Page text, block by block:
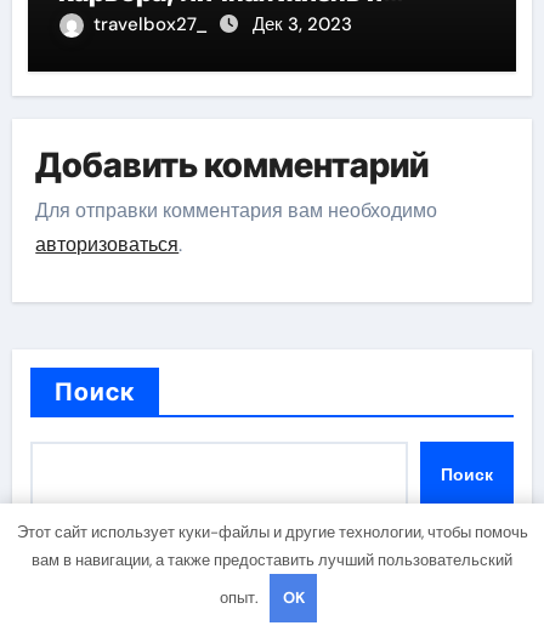
знаковые достижения
travelbox27_ Дек 3, 2023
Добавить комментарий
Для отправки комментария вам необходимо
авторизоваться.
Поиск
Поиск
Последние публикации
Этот сайт использует куки-файлы и другие технологии, чтобы помочь
вам в навигации, а также предоставить лучший пользовательский
опыт.
OK